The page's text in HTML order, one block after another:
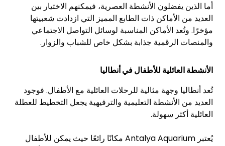
أما الذين يفضلون الأنشطة العصرية، فيمكنهم الاختيار بين
العديد من الأماكن ذات الطابع المميز التي ازدادت شعبيتها
مؤخرًا. وتُعد الأماكن المناسبة لوسائل التواصل الاجتماعي
والمنصات الرقمية جذابة بشكل خاص للشباب والزوار.
الأنشطة العائلية للأطفال في أنطاليا
تُعد أنطاليا وجهة مثالية للرحلات العائلية مع الأطفال. فوجود
العديد من الأنشطة التعليمية والترفيهية يجعل التخطيط للعطلة
العائلية أكثر سهولة.
يُعتبر Antalya Aquarium مكانًا رائعًا حيث يمكن للأطفال